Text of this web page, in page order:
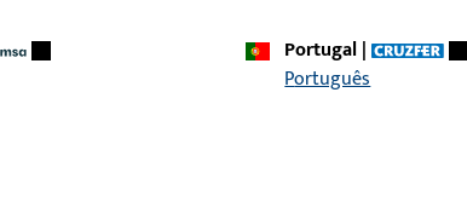
Pokrivna kapa, Materijal profila Aluminij, Holz,
ukupna visina / dubina 16 mm, ukupna duljina
Portugal|
Português